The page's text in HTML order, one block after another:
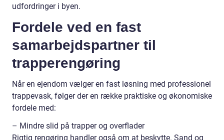
udfordringer i byen.
Fordele ved en fast
samarbejdspartner til
trapperengøring
Når en ejendom vælger en fast løsning med professionel
trappevask, følger der en række praktiske og økonomiske
fordele med:
– Mindre slid på trapper og overflader
Rigtig rengøring handler også om at beskytte. Sand og